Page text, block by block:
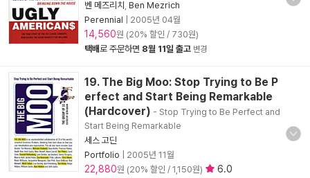
벤 메즈리치 Ben Mezrich
Perennial
2005년 04월
14,560원 (20% 할인 / 730원)
택배로 주문하면 8월 11일 출고 변경
19. The Big Moo: Stop Trying to Be P
erfect and Start Being Remarkable
(Hardcover) - Stop Trying to Be Perfect and
Start Being Remarkable
세스 고딘
Portfolio
2005년 11월
22,880원 (20% 할인 / 1,150원) 6.0